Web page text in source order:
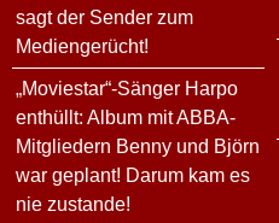
sagt der Sender zum
Mediengerücht!
„Moviestar“-Sänger Harpo
enthüllt: Album mit ABBA-
Mitgliedern Benny und Björn
war geplant! Darum kam es
nie zustande!